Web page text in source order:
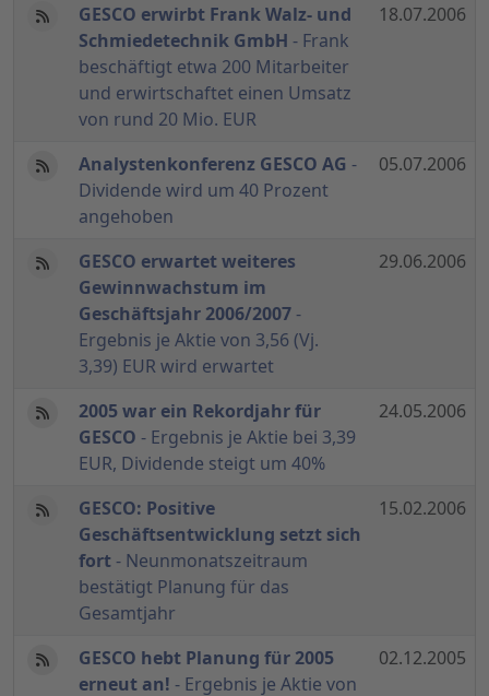
GESCO erwirbt Frank Walz- und
Schmiedetechnik GmbH - Frank
beschäftigt etwa 200 Mitarbeiter
und erwirtschaftet einen Umsatz
von rund 20 Mio. EUR
18.07.2006
Analystenkonferenz GESCO AG -
Dividende wird um 40 Prozent
angehoben
05.07.2006
GESCO erwartet weiteres
Gewinnwachstum im
Geschäftsjahr 2006/2007 -
Ergebnis je Aktie von 3,56 (Vj.
3,39) EUR wird erwartet
29.06.2006
2005 war ein Rekordjahr für
GESCO - Ergebnis je Aktie bei 3,39
EUR, Dividende steigt um 40%
24.05.2006
GESCO: Positive
Geschäftsentwicklung setzt sich
fort - Neunmonatszeitraum
bestätigt Planung für das
Gesamtjahr
15.02.2006
GESCO hebt Planung für 2005
erneut an! - Ergebnis je Aktie von
02.12.2005